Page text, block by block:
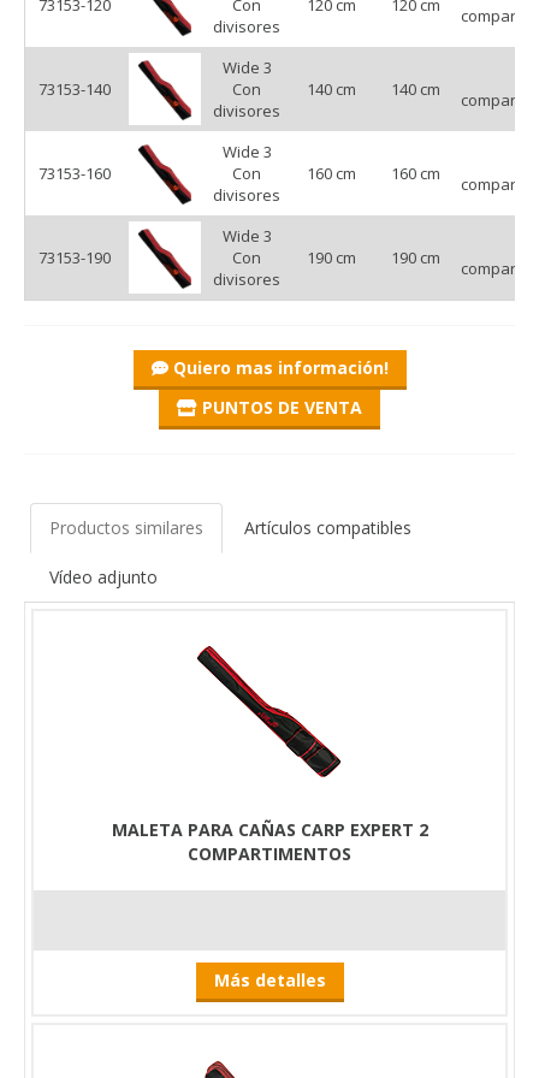
serve us for years.
There is a longer compartment at the back, in which we can
put an umbrella and our bank sticks.
With our renewed range of rod bags, renew your equipment
so that your favorite fishing rod and reel are completely safe.
73153-120
Con
divisores
120 cm 120 cm
73153-140
Wide 3
Con
divisores
140 cm 140 cm
73153-160
Wide 3
Con
divisores
160 cm 160 cm
73153-190
Wide 3
Con
divisores
190 cm 190 cm
Quiero mas información!
PUNTOS DE VENTA
Productos similares Artículos compatibles
Vídeo adjunto
MALETA PARA CAÑAS CARP EXPERT 2
COMPARTIMENTOS
Más detalles